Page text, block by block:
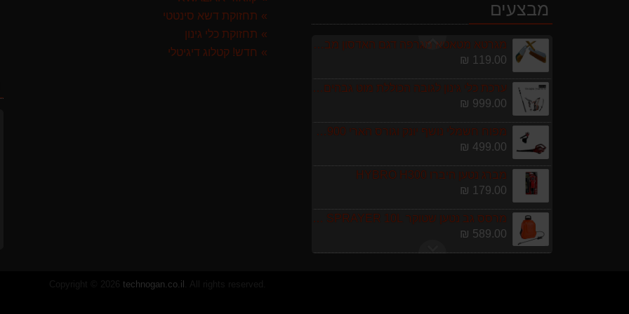
מבצעים299.00 ₪
מגרטא מטאטא מגרפה דגם האדסון מבית GARLAND ספרד
119.00 ₪
ערכת כלי גינון לגובה הכוללת מוט גבהים טלסקופי 5 מטר, מסור, תוכי ומספרי גבהים גדר חי גרלנד GARLAND באנדל האדסון
999.00 ₪
מפוח חשמלי נושף יונק וגורס הארי HARRY LSN 2900
499.00 ₪
מברג נטען היברו HYBRO H300
179.00 ₪
מרסס גב נטען שטוקר STOCKER BACKPACK SPRAYER 10L איטליה
589.00 ₪
תחזוקת דשא סינטטי
תחזוקת כלי גינון
חדש! קטלוג דיגיטלי
technogan.co.il